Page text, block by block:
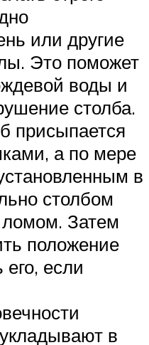
или другие
Это поможет
воды и
столба.
присыпается
а по мере
в
столбом
ломом. Затем
положение
если
в